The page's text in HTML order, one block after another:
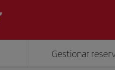
Gestionar